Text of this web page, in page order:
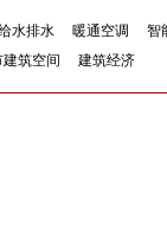
水排水 暖通空调 智
筑空间 建筑经济